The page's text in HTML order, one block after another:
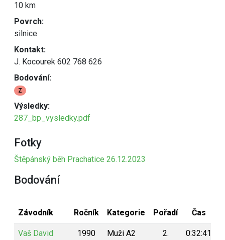
10 km
Povrch:
silnice
Kontakt:
J. Kocourek 602 768 626
Bodování:
Z
Výsledky:
287_bp_vysledky.pdf
Fotky
Štěpánský běh Prachatice 26.12.2023
Bodování
Závodník Ročník Kategorie Pořadí Čas
Vaš David 1990 Muži A2 2. 0:32:41